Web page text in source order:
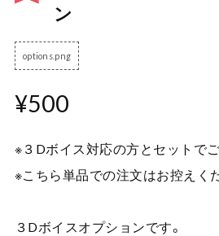
ン
options.png
¥500
※３Dボイス対応の方とセットで
※こちら単品での注文はお控えく
３Dボイスオプションです。